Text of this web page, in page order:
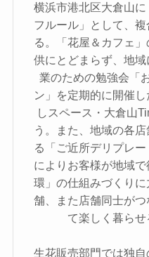
横浜市港北区大倉山
フルール」として、
る。「花屋＆カフェ
供にとどまらず、地
業のための勉強会「
ン」を定期的に開催
しスペース・大倉山
う。また、地域の各
る「ご近所デリプレ
によりお客様が地域
環」の仕組みづくり
舗、また店舗同士が
て楽しく暮らせ
生花販売部門では独